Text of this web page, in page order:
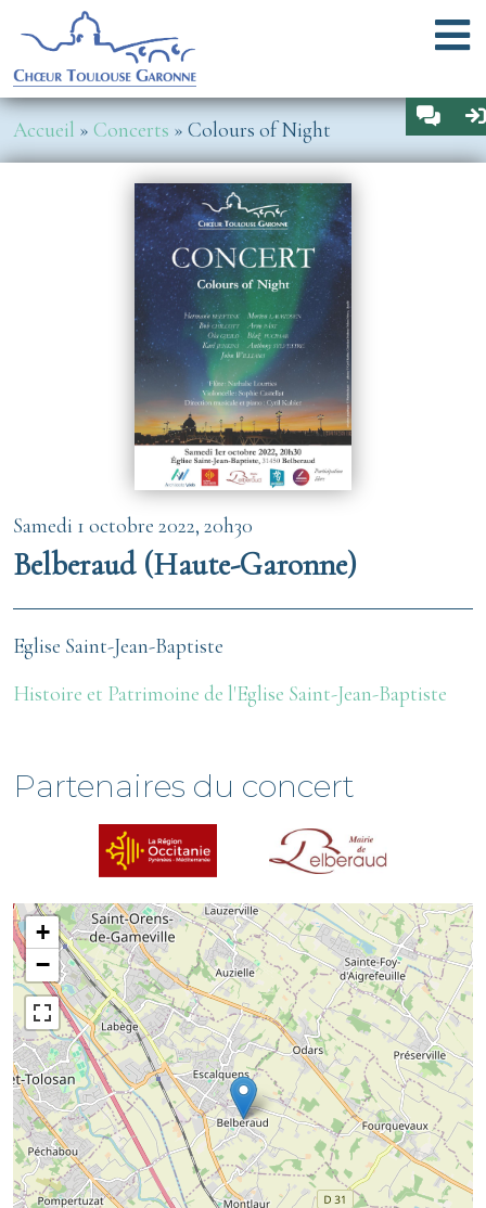
Aller au contenu principal
Fil d'Ariane
Accueil Concerts Colours of Night
Samedi 1 octobre 2022, 20h30
Belberaud (Haute-Garonne)
Eglise Saint-Jean-Baptiste
Histoire et Patrimoine de l'Eglise Saint-Jean-Baptiste
Partenaires du concert
+
−